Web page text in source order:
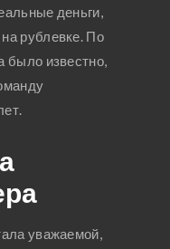
деньги,
рублевке. По
было известно,
уважаемой,